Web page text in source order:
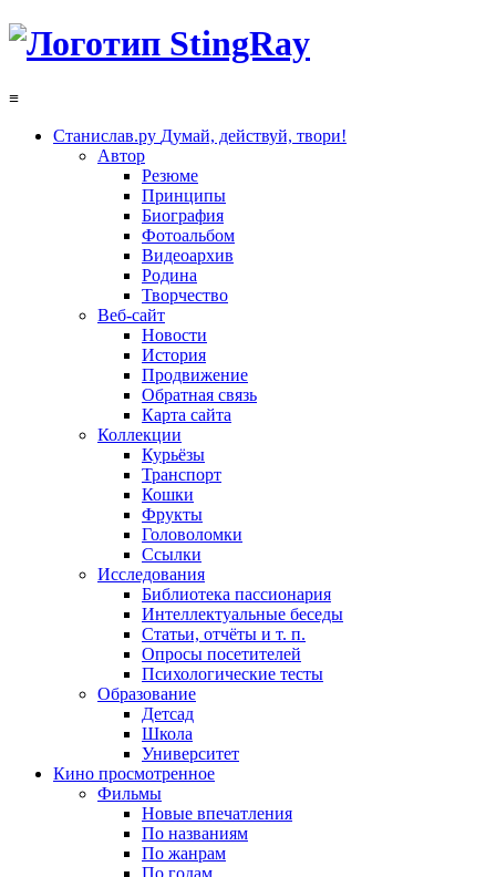
≡
Станислав.ру Думай, действуй, твори!
Автор
Резюме
Принципы
Биография
Фотоальбом
Видеоархив
Родина
Творчество
Веб-сайт
Новости
История
Продвижение
Обратная связь
Карта сайта
Коллекции
Курьёзы
Транспорт
Кошки
Фрукты
Головоломки
Ссылки
Исследования
Библиотека пассионария
Интеллектуальные беседы
Статьи, отчёты и т. п.
Опросы посетителей
Психологические тесты
Образование
Детсад
Школа
Университет
Кино просмотренное
Фильмы
Новые впечатления
По названиям
По жанрам
По годам